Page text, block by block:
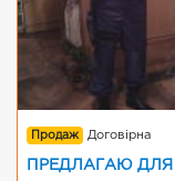
Продаж Договірна
ПРЕДЛАГАЮ ДЛЯ